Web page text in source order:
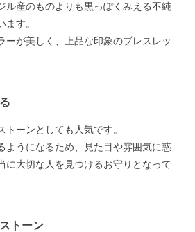
ル産のものよりも黒っぽくみえる不純
す。
ーが美しく、上品な印象のブレスレッ
ーンとしても人気です。
ようになるため、見た目や雰囲気に惑
に大切な人を見つけるお守りとなって
トーン